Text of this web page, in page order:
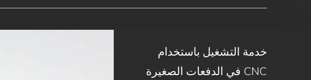
خدمة التشغيل باستخدام
CNC في الدفعات الصغيرة